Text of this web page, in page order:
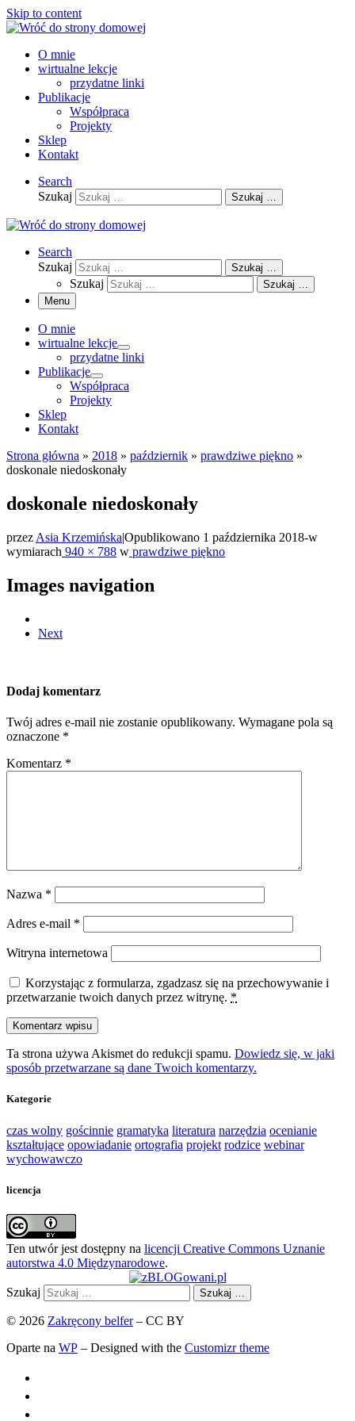
Skip to content
O mnie
wirtualne lekcje
przydatne linki
Publikacje
Współpraca
Projekty
Sklep
Kontakt
Search
Szukaj
Szukaj …
Search
Szukaj
Szukaj …
Szukaj
Szukaj …
Menu
O mnie
wirtualne lekcje
przydatne linki
Publikacje
Współpraca
Projekty
Sklep
Kontakt
Strona główna » 2018 » październik » prawdziwe piękno »
doskonale niedoskonały
doskonale niedoskonały
przez Asia Krzemińska|Opublikowano 1 października 2018-w
wymiarach 940 × 788 w prawdziwe piękno
Images navigation
Next
Dodaj komentarz
Twój adres e-mail nie zostanie opublikowany. Wymagane pola są
oznaczone *
Komentarz *
Nazwa *
Adres e-mail *
Witryna internetowa
Korzystając z formularza, zgadzasz się na przechowywanie i
przetwarzanie twoich danych przez witrynę. *
Ta strona używa Akismet do redukcji spamu. Dowiedz się, w jaki
sposób przetwarzane są dane Twoich komentarzy.
Kategorie
czas wolny gościnnie gramatyka literatura narzędzia ocenianie
kształtujące opowiadanie ortografia projekt rodzice webinar
wychowawczo
licencja
Ten utwór jest dostępny na licencji Creative Commons Uznanie
autorstwa 4.0 Międzynarodowe.
Szukaj Szukaj …
© 2026 Zakręcony belfer– CC BY
Oparte na WP – Designed with the Customizr theme